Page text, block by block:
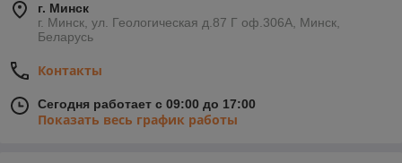
г. Минск
г. Минск, ул. Геологическая д.87 Г оф.306А, Минск,
Беларусь
Контакты
Сегодня работает с 09:00 до 17:00
Показать весь график работы